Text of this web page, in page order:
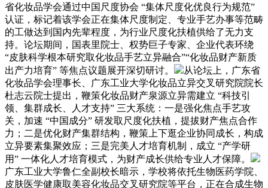
省化妆品学会通过中国尺度协会 “集体尺度化优良行为规范”
认证，标记着该学会正在集体尺度制定、专业手艺办事等范畴
的工做达到国内先辈程度，为行业尺度化扶植供给了无力支
持。论坛期间，国表里院士、权势巨子专家、企业代表环绕
“皮肤科学根本研究取化妆品手艺立异融合”“化妆品财产新质
出产力培育” 等焦点议题展开深切研讨。
从论坛上，广东省
化妆品学会理事长、广东工业大学化妆品立异交叉研究院院长
杜志云院士提出，鞭策化妆品财产泉源立异需建立 “科技引
领、集群成长、人才支持” 三大系统：一是强化焦点手艺攻
关，加速 “中国成分” 研发取尺度化扶植，提拔财产焦点合作
力；二是优化财产集群结构，鞭策上下逛企业协同成长，构成
立异要素集聚效应；三是完美人才培育机制，成立 “产学研
用” 一体化人才培育模式，为财产成长供给专业人才保障。
广东工业大学鲁仁全副校长暗示，学校将依托生物医药学院、
皮肤医学健康取美容化妆品交叉研究院等平台，正在合成生物